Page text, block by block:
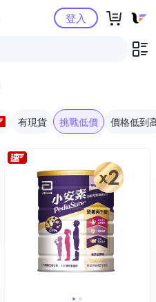
Yahoo購物中心登入
有現貨 挑戰低價 價格低到